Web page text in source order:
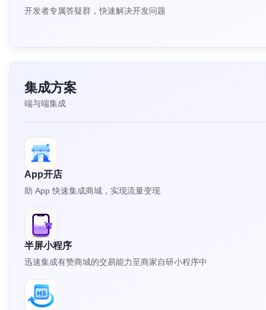
开发者专属答疑群，快速解决开发问题
集成方案
端与端集成
App开店
助 App 快速集成商城，实现流量变现
半屏小程序
迅速集成有赞商城的交易能力至商家自研小程序中